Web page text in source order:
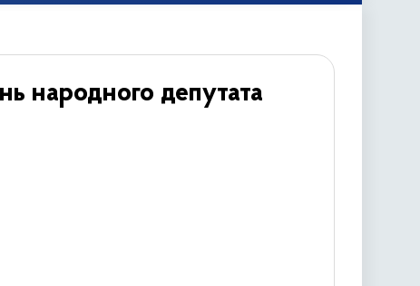
народного депутата